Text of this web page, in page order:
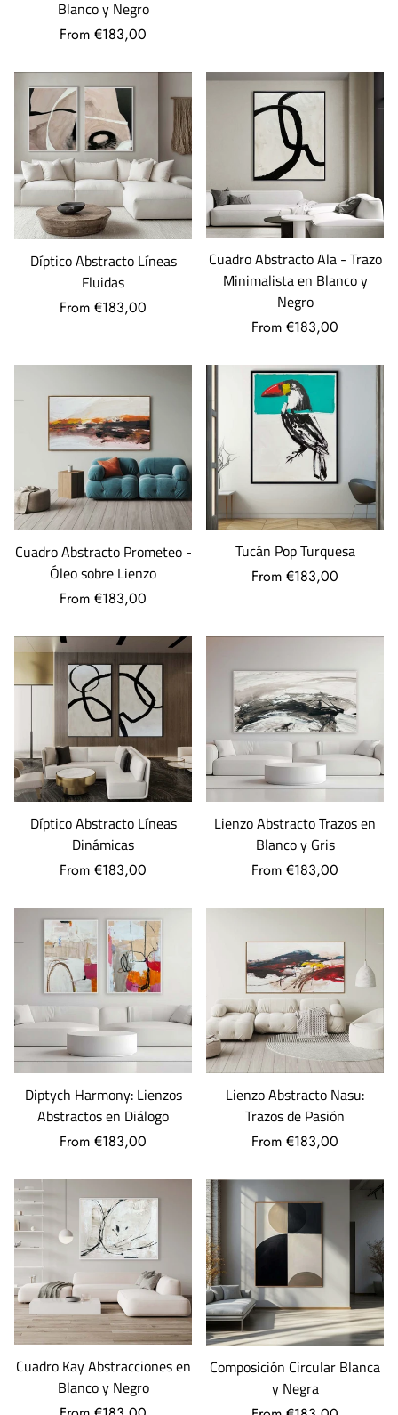
Blanco y Negro
From €183,00
Díptico Abstracto Líneas
Fluidas
From €183,00
Cuadro Abstracto Ala - Trazo
Minimalista en Blanco y
Negro
From €183,00
Cuadro Abstracto Prometeo -
Óleo sobre Lienzo
From €183,00
Tucán Pop Turquesa
From €183,00
Díptico Abstracto Líneas
Dinámicas
From €183,00
Lienzo Abstracto Trazos en
Blanco y Gris
From €183,00
Diptych Harmony: Lienzos
Abstractos en Diálogo
From €183,00
Lienzo Abstracto Nasu:
Trazos de Pasión
From €183,00
Cuadro Kay Abstracciones en
Blanco y Negro
Composición Circular Blanca
y Negra